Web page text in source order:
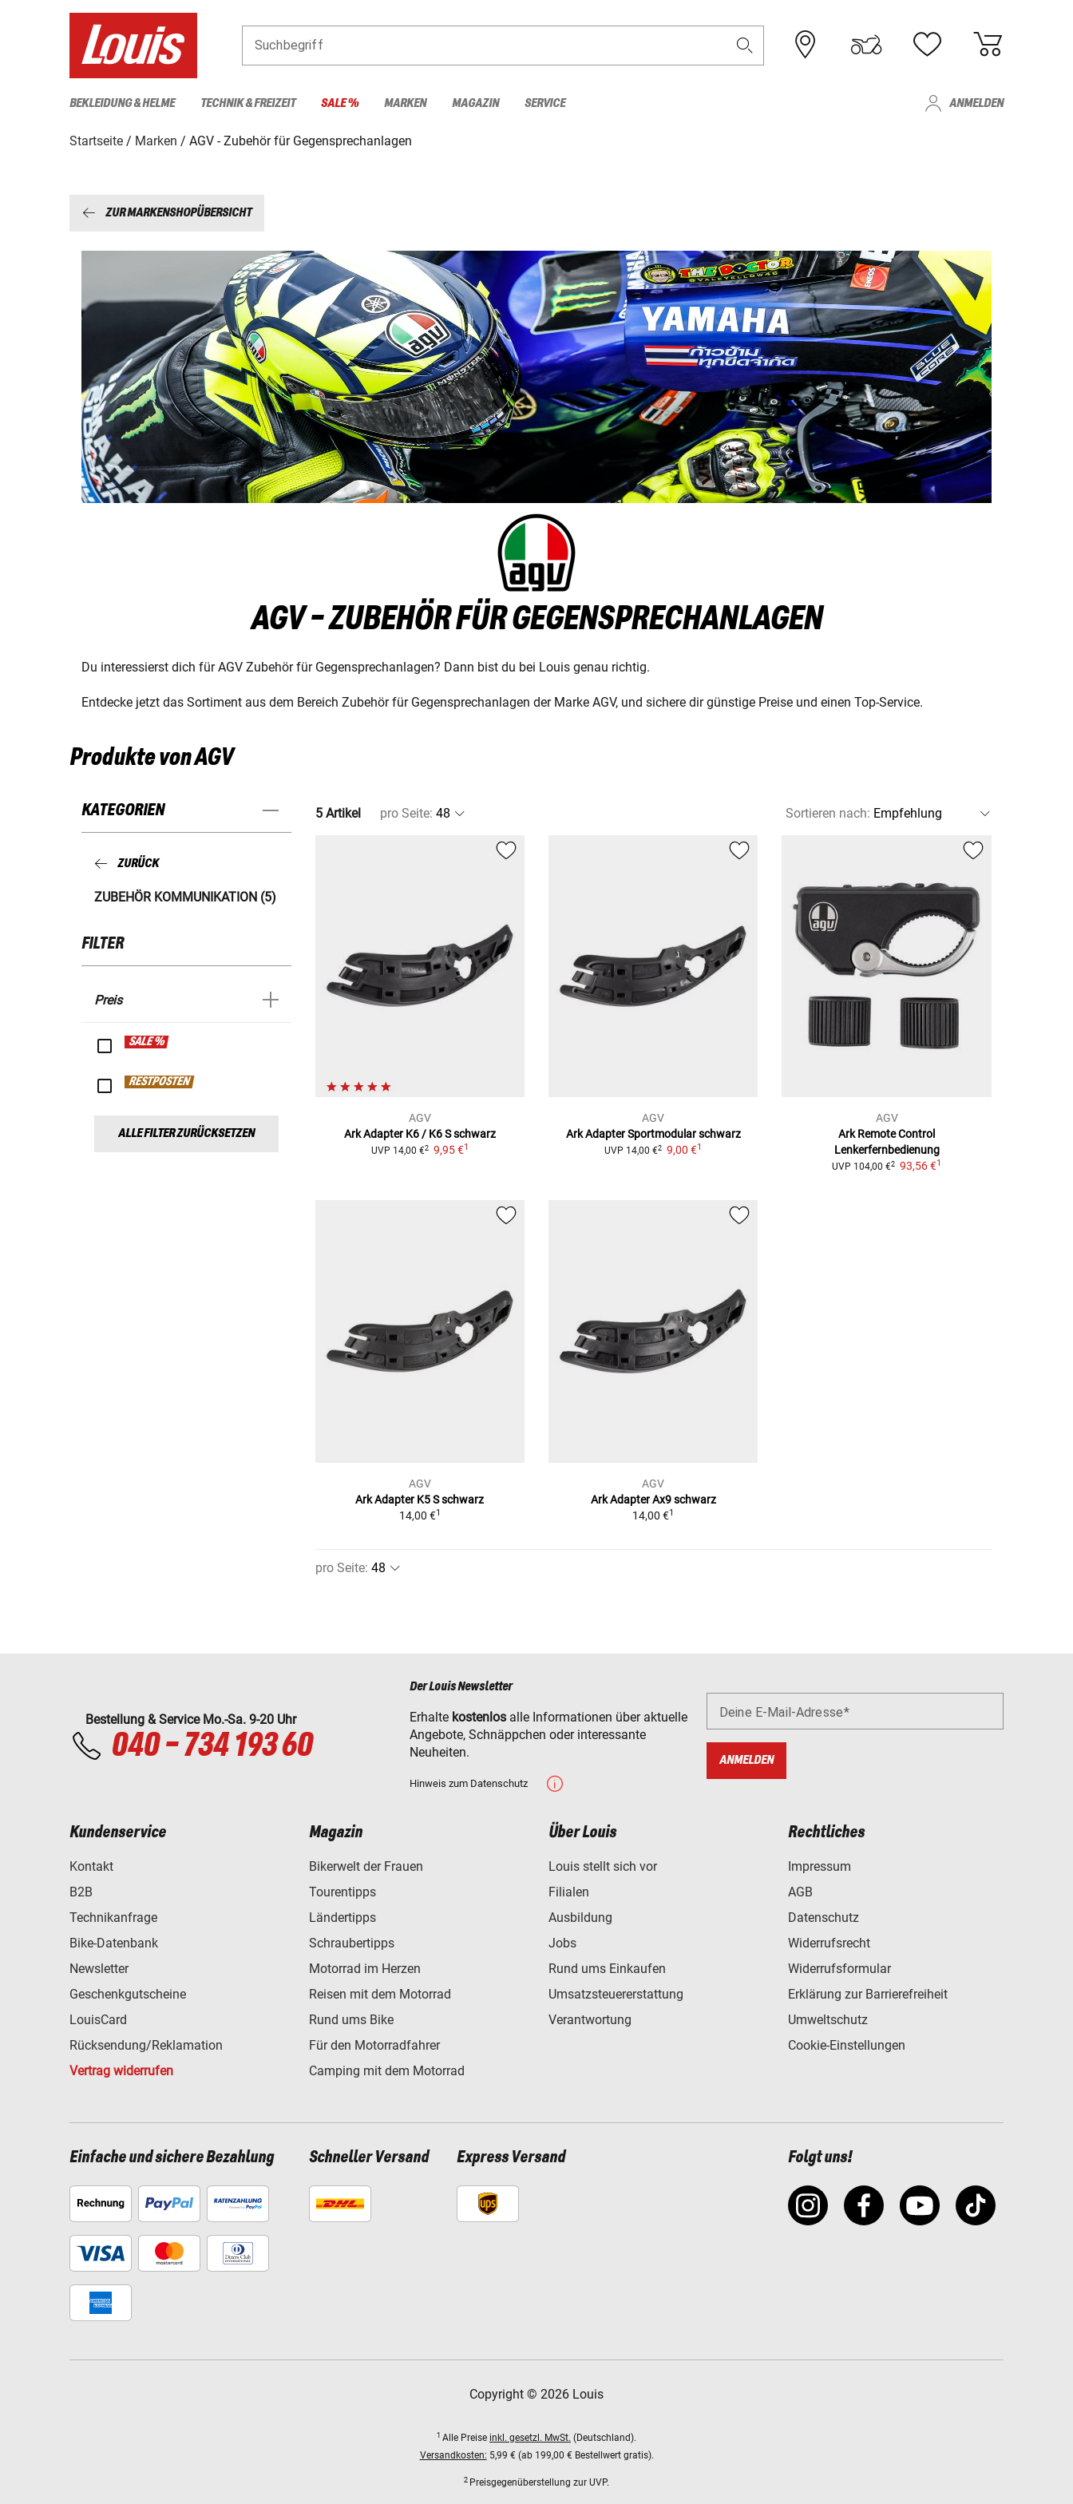
Suchbegriff
BEKLEIDUNG & HELME TECHNIK & FREIZEIT SALE % MARKEN MAGAZIN SERVICE ANMELDEN
Startseite Marken AGV - Zubehör für Gegensprechanlagen
ZUR MARKENSHOPÜBERSICHT
AGV - ZUBEHÖR FÜR GEGENSPRECHANLAGEN
Du interessierst dich für AGV Zubehör für Gegensprechanlagen? Dann bist du bei Louis genau richtig.
Entdecke jetzt das Sortiment aus dem Bereich Zubehör für Gegensprechanlagen der Marke AGV, und sichere dir günstige Preise und einen Top-Service.
Produkte von AGV
KATEGORIEN
ZURÜCK
ZUBEHÖR KOMMUNIKATION (5)
FILTER
Preis
SALE %
RESTPOSTEN
ALLE FILTER ZURÜCKSETZEN
5 Artikel pro Seite: Sortieren nach:
AGV
Ark Adapter K6 / K6 S schwarz
UVP 14,00 €2 9,95 €1
AGV
Ark Adapter Sportmodular schwarz
UVP 14,00 €2 9,00 €1
AGV
Ark Remote Control
Lenkerfernbedienung
UVP 104,00 €2 93,56 €1
AGV
Ark Adapter K5 Sschwarz
14,00 €1
AGV
Ark Adapter Ax9 schwarz
14,00 €1
pro Seite:
Bestellung & Service Mo.-Sa. 9-20 Uhr
040 - 734 193 60
Der Louis Newsletter
Erhalte kostenlos alle Informationen über aktuelle
Angebote, Schnäppchen oder interessante
Neuheiten.
Hinweis zum Datenschutz
Deine E-Mail-Adresse
ANMELDEN
Kundenservice
Kontakt
B2B
Technikanfrage
Bike-Datenbank
Newsletter
Geschenkgutscheine
LouisCard
Rücksendung/Reklamation
Vertrag widerrufen
Magazin
Bikerwelt der Frauen
Tourentipps
Ländertipps
Schraubertipps
Motorrad im Herzen
Reisen mit dem Motorrad
Rund ums Bike
Für den Motorradfahrer
Camping mit dem Motorrad
Über Louis
Louis stellt sich vor
Filialen
Ausbildung
Jobs
Rund ums Einkaufen
Umsatzsteuererstattung
Verantwortung
Rechtliches
Impressum
AGB
Datenschutz
Widerrufsrecht
Widerrufsformular
Erklärung zur Barrierefreiheit
Umweltschutz
Cookie-Einstellungen
Einfache und sichere Bezahlung Schneller Versand Express Versand Folgt uns!
Copyright © 2026 Louis
1 Alle Preise inkl. gesetzl. MwSt. (Deutschland).
Versandkosten: 5,99 € (ab 199,00 € Bestellwert gratis).
2 Preisgegenüberstellung zur UVP.